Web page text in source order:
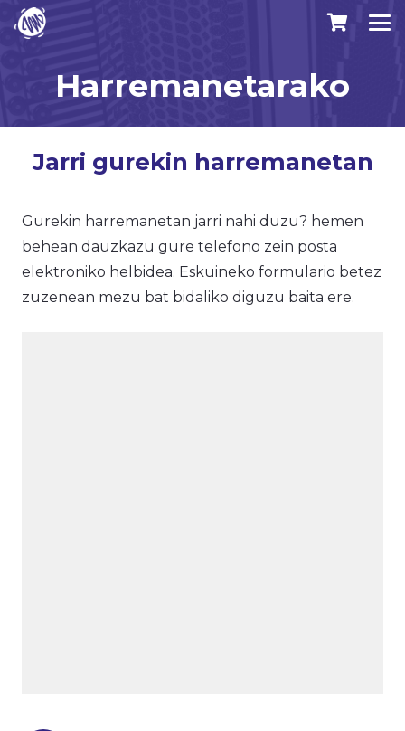
Harremanetarako
Jarri gurekin harremanetan
Gurekin harremanetan jarri nahi duzu? hemen
behean dauzkazu gure telefono zein posta
elektroniko helbidea. Eskuineko formulario betez
zuzenean mezu bat bidaliko diguzu baita ere.